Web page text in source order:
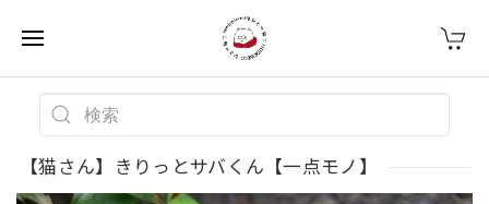
【猫さん】きりっとサバくん【一点モノ】